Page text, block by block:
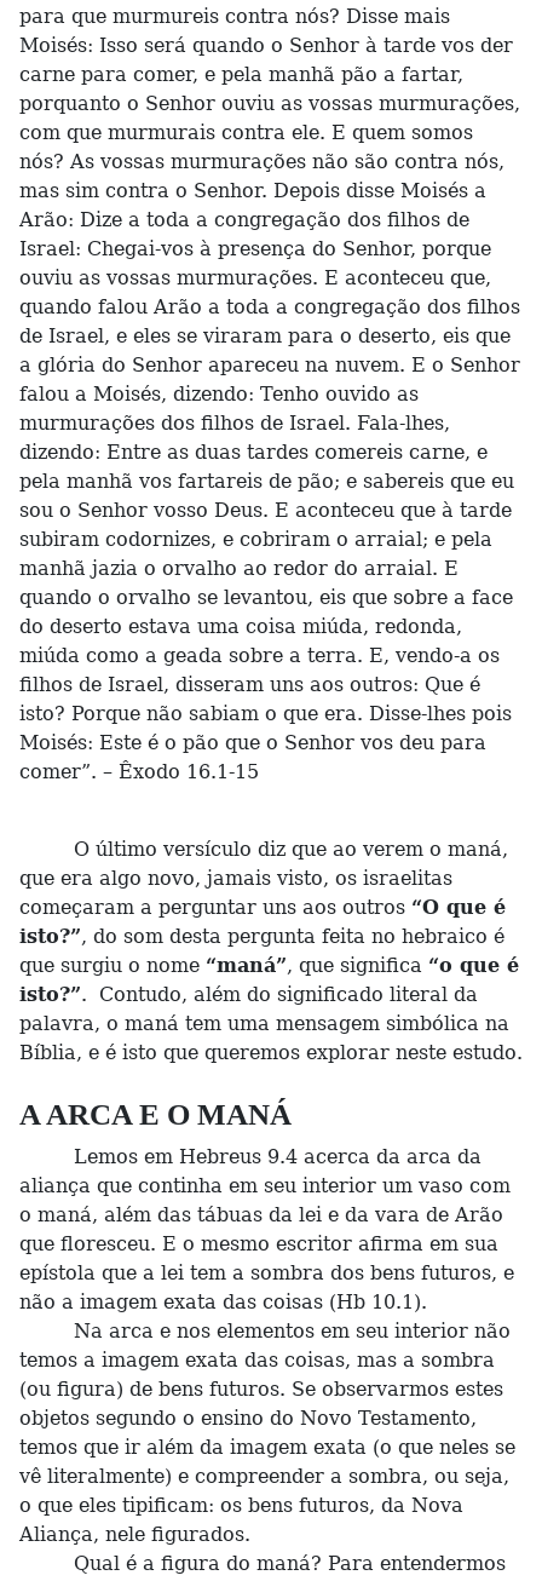
para que murmureis contra nós? Disse mais
Moisés: Isso será quando o Senhor à tarde vos der
carne para comer, e pela manhã pão a fartar,
porquanto o Senhor ouviu as vossas murmurações,
com que murmurais contra ele. E quem somos
nós? As vossas murmurações não são contra nós,
mas sim contra o Senhor. Depois disse Moisés a
Arão: Dize a toda a congregação dos filhos de
Israel: Chegai-vos à presença do Senhor, porque
ouviu as vossas murmurações. E aconteceu que,
quando falou Arão a toda a congregação dos filhos
de Israel, e eles se viraram para o deserto, eis que
a glória do Senhor apareceu na nuvem. E o Senhor
falou a Moisés, dizendo: Tenho ouvido as
murmurações dos filhos de Israel. Fala-lhes,
dizendo: Entre as duas tardes comereis carne, e
pela manhã vos fartareis de pão; e sabereis que eu
sou o Senhor vosso Deus. E aconteceu que à tarde
subiram codornizes, e cobriram o arraial; e pela
manhã jazia o orvalho ao redor do arraial. E
quando o orvalho se levantou, eis que sobre a face
do deserto estava uma coisa miúda, redonda,
miúda como a geada sobre a terra. E, vendo-a os
filhos de Israel, disseram uns aos outros: Que é
isto? Porque não sabiam o que era. Disse-lhes pois
Moisés: Este é o pão que o Senhor vos deu para
comer”. – Êxodo 16.1-15
O último versículo diz que ao verem o maná,
que era algo novo, jamais visto, os israelitas
começaram a perguntar uns aos outros “O que é
isto?”, do som desta pergunta feita no hebraico é
que surgiu o nome “maná”, que significa “o que é
isto?”. Contudo, além do significado literal da
palavra, o maná tem uma mensagem simbólica na
Bíblia, e é isto que queremos explorar neste estudo.
A ARCA E O MANÁ
Lemos em Hebreus 9.4 acerca da arca da
aliança que continha em seu interior um vaso com
o maná, além das tábuas da lei e da vara de Arão
que floresceu. E o mesmo escritor afirma em sua
epístola que a lei tem a sombra dos bens futuros, e
não a imagem exata das coisas (Hb 10.1).
Na arca e nos elementos em seu interior não
temos a imagem exata das coisas, mas a sombra
(ou figura) de bens futuros. Se observarmos estes
objetos segundo o ensino do Novo Testamento,
temos que ir além da imagem exata (o que neles se
vê literalmente) e compreender a sombra, ou seja,
o que eles tipificam: os bens futuros, da Nova
Aliança, nele figurados.
Qual é a figura do maná? Para entendermos